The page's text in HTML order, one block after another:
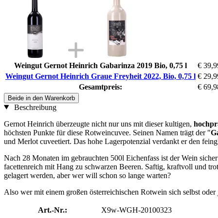
Weingut Gernot Heinrich Gabarinza 2019 Bio, 0,75 l
€
Weingut Gernot Heinrich Graue Freyheit 2022, Bio, 0,75 l €
Gesamtpreis:
€
Beide in den Warenkorb
Beschreibung
Gernot Heinrich überzeugte nicht nur uns mit dieser kultigen,
höchsten Punkte für diese Rotweincuvee. Seinen Namen trägt der "
und Merlot cuveetiert. Das hohe Lagerpotenzial verdankt er den
Nach 28 Monaten im gebrauchten 500l Eichenfass ist der Wein
facettenreich mit Hang zu schwarzen Beeren. Saftig, kraftvoll und
gelagert werden, aber wer will schon so lange warten?
Also wer mit einem großen österreichischen Rotwein sich selbst
Art.-Nr.:
X9w-WGH-20100323